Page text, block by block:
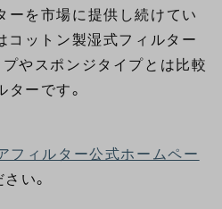
ーを市場に提供し続けてい
コットン製湿式フィルター
プやスポンジタイプとは比較
ーです。
フィルター公式ホームペー
い。